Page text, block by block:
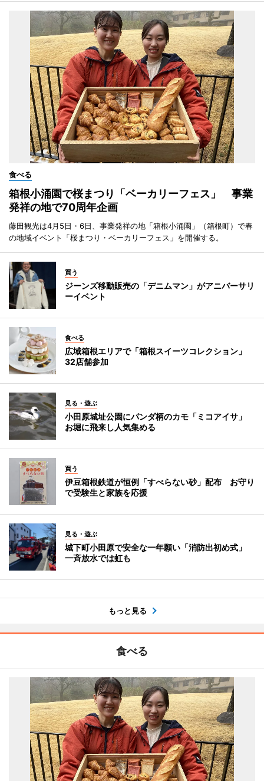
食べる
箱根小涌園で桜まつり「ベーカリーフェス」 事業
発祥の地で70周年企画
藤田観光は4月5日・6日、事業発祥の地「箱根小涌園」（箱根町）で春
の地域イベント「桜まつり・ベーカリーフェス」を開催する。
買う
ジーンズ移動販売の「デニムマン」がアニバーサリ
ーイベント
食べる
広域箱根エリアで「箱根スイーツコレクション」
32店舗参加
見る・遊ぶ
小田原城址公園にパンダ柄のカモ「ミコアイサ」
お堀に飛来し人気集める
買う
伊豆箱根鉄道が恒例「すべらない砂」配布 お守り
で受験生と家族を応援
見る・遊ぶ
城下町小田原で安全な一年願い「消防出初め式」
一斉放水では虹も
もっと見る
食べる